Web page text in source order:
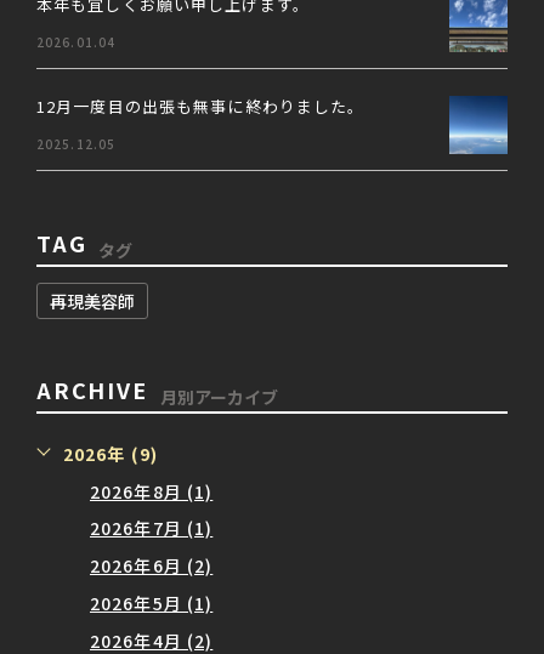
本年も宜しくお願い申し上げます。
2026.01.04
12月一度目の出張も無事に終わりました。
2025.12.05
TAG タグ
再現美容師
ARCHIVE 月別アーカイブ
2026年 (9)
2026年8月 (1)
2026年7月 (1)
2026年6月 (2)
2026年5月 (1)
2026年4月 (2)